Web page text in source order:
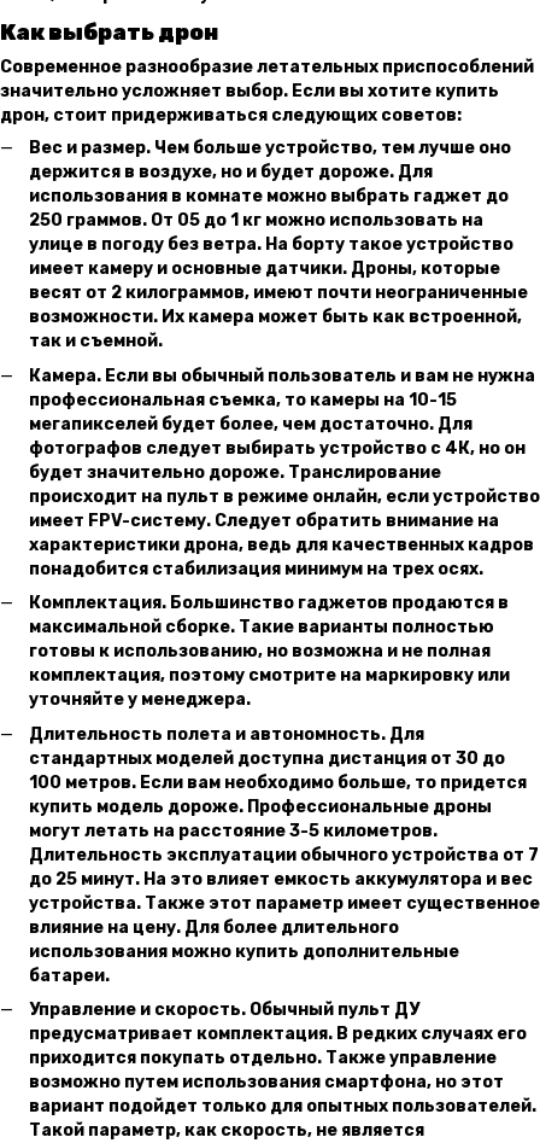
Как выбрать дрон
Современное разнообразие летательных приспособлений
значительно усложняет выбор. Если вы хотите купить
дрон, стоит придерживаться следующих советов:
Вес и размер. Чем больше устройство, тем лучше оно
держится в воздухе, но и будет дороже. Для
использования в комнате можно выбрать гаджет до
250 граммов. От 05 до 1 кг можно использовать на
улице в погоду без ветра. На борту такое устройство
имеет камеру и основные датчики. Дроны, которые
весят от 2 килограммов, имеют почти неограниченные
возможности. Их камера может быть как встроенной,
так и съемной.
Камера. Если вы обычный пользователь и вам не нужна
профессиональная съемка, то камеры на 10-15
мегапикселей будет более, чем достаточно. Для
фотографов следует выбирать устройство с 4К, но он
будет значительно дороже. Транслирование
происходит на пульт в режиме онлайн, если устройство
имеет FPV-систему. Следует обратить внимание на
характеристики дрона, ведь для качественных кадров
понадобится стабилизация минимум на трех осях.
Комплектация. Большинство гаджетов продаются в
максимальной сборке. Такие варианты полностью
готовы к использованию, но возможна и не полная
комплектация, поэтому смотрите на маркировку или
уточняйте у менеджера.
Длительность полета и автономность. Для
стандартных моделей доступна дистанция от 30 до
100 метров. Если вам необходимо больше, то придется
купить модель дороже. Профессиональные дроны
могут летать на расстояние 3-5 километров.
Длительность эксплуатации обычного устройства от 7
до 25 минут. На это влияет емкость аккумулятора и вес
устройства. Также этот параметр имеет существенное
влияние на цену. Для более длительного
использования можно купить дополнительные
батареи.
Управление и скорость. Обычный пульт ДУ
предусматривает комплектация. В редких случаях его
приходится покупать отдельно. Также управление
возможно путем использования смартфона, но этот
вариант подойдет только для опытных пользователей.
Такой параметр, как скорость, не является